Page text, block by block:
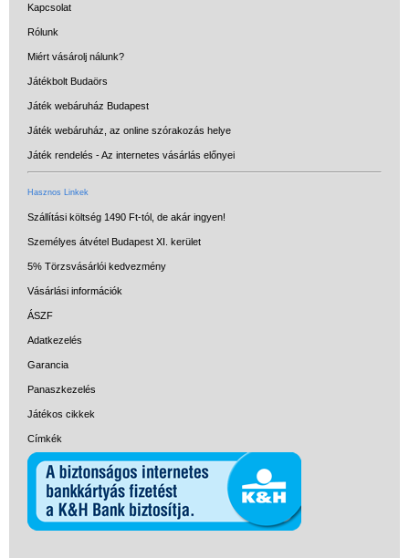
Kapcsolat
Rólunk
Miért vásárolj nálunk?
Játékbolt Budaörs
Játék webáruház Budapest
Játék webáruház, az online szórakozás helye
Játék rendelés - Az internetes vásárlás előnyei
Hasznos Linkek
Szállítási költség 1490 Ft-tól, de akár ingyen!
Személyes átvétel Budapest XI. kerület
5% Törzsvásárlói kedvezmény
Vásárlási információk
ÁSZF
Adatkezelés
Garancia
Panaszkezelés
Játékos cikkek
Címkék